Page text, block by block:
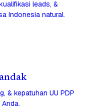
leads, &
Indonesia natural.
& kepatuhan UU PDP